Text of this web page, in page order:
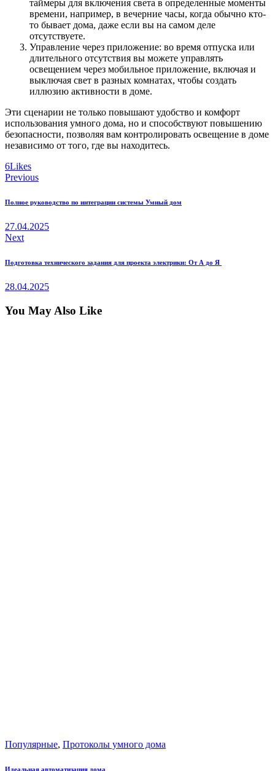
таймеры для включения света в определенные моменты
времени, например, в вечерние часы, когда обычно кто-
то бывает дома, даже если вы на самом деле
отсутствуете.
Управление через приложение: во время отпуска или
длительного отсутствия вы можете управлять
освещением через мобильное приложение, включая и
выключая свет в разных комнатах, чтобы создать
иллюзию активности в доме.
Эти сценарии не только повышают удобство и комфорт
использования умного дома, но и способствуют повышению
безопасности, позволяя вам контролировать освещение в доме
независимо от того, где вы находитесь.
6Likes
Навигация
по
Previous
Полное руководство по интеграции системы Умный дом
27.04.2025
Next
Подготовка технического задания для проекта электрики: От А до Я
28.04.2025
You May Also Like
Популярные, Протоколы умного дома
Идеальная автоматизация дома